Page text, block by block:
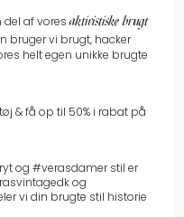
del af voresaktivistiske brugt
bruger vi brugt, hacker
helt egen unikke brugte
& få op til 50% i rabat på
og #verasdamer stil er
og
vi din brugte stil historie